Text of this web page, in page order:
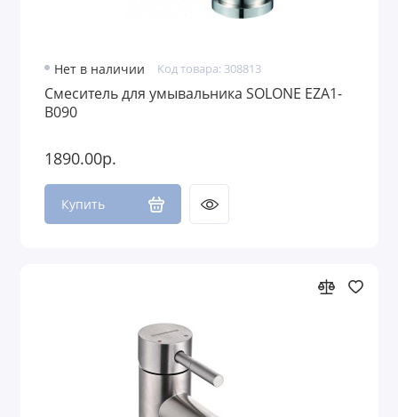
Нет в наличии Код товара: 308813
Смеситель для умывальника SOLONE EZA1-
В090
1890.00р.
Купить